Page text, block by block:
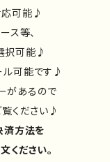
可能♪
ス等、
択可能♪
可能です♪
があるので
ください♪
済方法を
ください。